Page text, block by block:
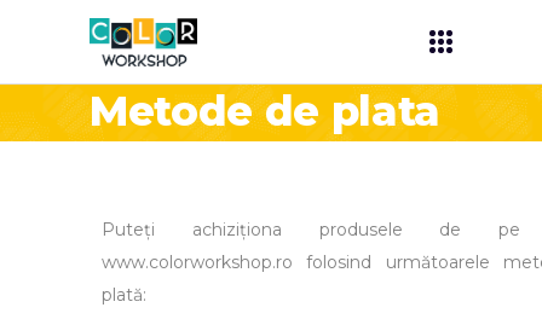
Metode de plata
Puteți achiziționa produsele de pe
www.colorworkshop.ro folosind următoarele
plată: